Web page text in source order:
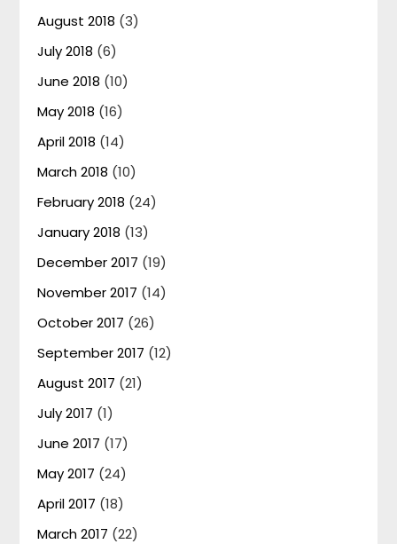
August 2018 (3)
July 2018 (6)
June 2018 (10)
May 2018 (16)
April 2018 (14)
March 2018 (10)
February 2018 (24)
January 2018 (13)
December 2017 (19)
November 2017 (14)
October 2017 (26)
September 2017 (12)
August 2017 (21)
July 2017 (1)
June 2017 (17)
May 2017 (24)
April 2017 (18)
March 2017 (22)